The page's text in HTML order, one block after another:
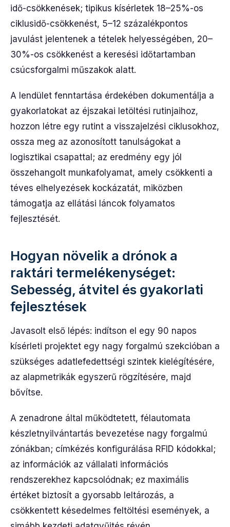
idő-csökkenések; tipikus kísérletek 18–25%-os
ciklusidő-csökkenést, 5–12 százalékpontos
javulást jelentenek a tételek helyességében, 20–
30%-os csökkenést a keresési időtartamban
csúcsforgalmi műszakok alatt.
A lendület fenntartása érdekében dokumentálja a
gyakorlatokat az éjszakai letöltési rutinjaihoz,
hozzon létre egy rutint a visszajelzési ciklusokhoz,
ossza meg az azonosított tanulságokat a
logisztikai csapattal; az eredmény egy jól
összehangolt munkafolyamat, amely csökkenti a
téves elhelyezések kockázatát, miközben
támogatja az ellátási láncok folyamatos
fejlesztését.
Hogyan növelik a drónok a
raktári termelékenységet:
Sebesség, átvitel és gyakorlati
fejlesztések
Javasolt első lépés: indítson el egy 90 napos
kísérleti projektet egy nagy forgalmú szekcióban a
szükséges adatlefedettségi szintek kielégítésére,
az alapmetrikák egyszerű rögzítésére, majd
bővítse.
A zenadrone által működtetett, félautomata
készletnyilvántartás bevezetése nagy forgalmú
zónákban; címkézés konfigurálása RFID kódokkal;
az információk az vállalati információs
rendszerekhez kapcsolódnak; ez maximális
értéket biztosít a gyorsabb leltározás, a
csökkentett késedelmes feltöltési események, a